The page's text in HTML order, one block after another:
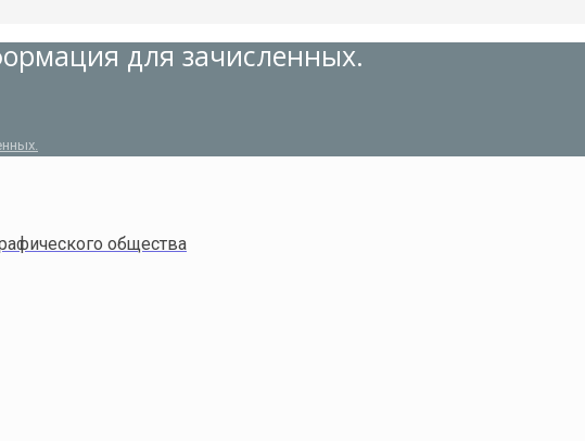
для зачисленных.
общества